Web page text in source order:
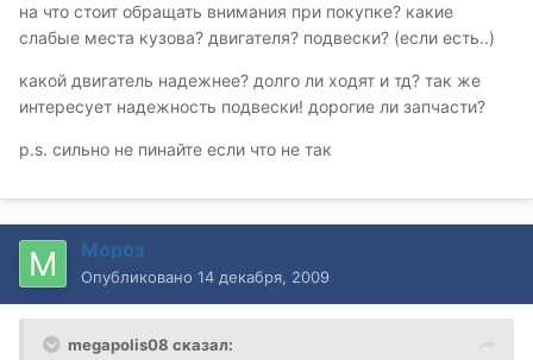
на что стоит обращать внимания при покупке? какие
слабые места кузова? двигателя? подвески? (если есть..)
какой двигатель надежнее? долго ли ходят и тд? так же
интересует надежность подвески! дорогие ли запчасти?
p.s. сильно не пинайте если что не так
Мороз
Опубликовано 14 декабря, 2009
megapolis08 сказал: